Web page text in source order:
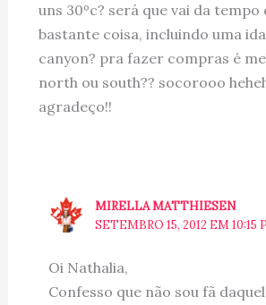
uns 30ºc? será que vai da
bastante coisa, incluindo uma
canyon? pra fazer compras é
north ou south?? socorooo
agradeço!!
MIRELLA MATTHIESEN
SETEMBRO 15, 2012 EM 10:15
Oi Nathalia,
Confesso que não sou fã